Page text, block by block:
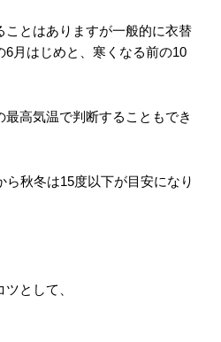
ことはありますが一般的に衣替
6月はじめと、寒くなる前の10
高気温で判断することもでき
秋冬は15度以下が目安になり
として、